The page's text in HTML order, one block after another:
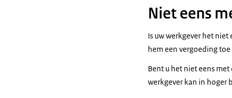
Niet eens
Is uw werkgever het
hem een vergoeding
Bent u het niet eens
werkgever kan in hoger